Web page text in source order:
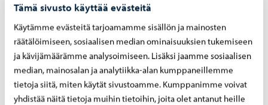
Tämä sivusto käyttää evästeitä
Käytämme evästeitä tarjoamamme sisällön ja mainosten
räätälöimiseen, sosiaalisen median ominaisuuksien tukemiseen
ja kävijämäärämme analysoimiseen. Lisäksi jaamme sosiaalisen
median, mainosalan ja analytiikka-alan kumppaneillemme
tietoja siitä, miten käytät sivustoamme. Kumppanimme voivat
yhdistää näitä tietoja muihin tietoihin, joita olet antanut heille
Harjoittelun käytännön järjestelyt
Työnantaja huolehtii harjoittelijan työturvallisuudesta
ja nimeää työpaikalta perehdyttäjän ja ohjaajan.
Harjoittelu on palkaton, ja Porvoon kaupunki vastaa